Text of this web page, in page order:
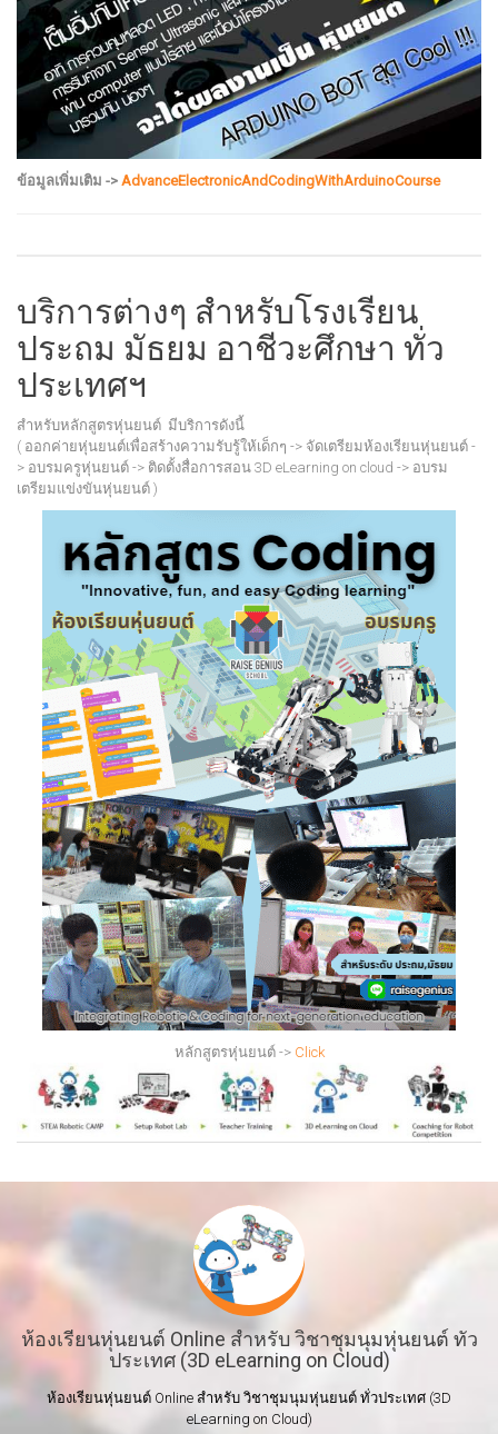
ข้อมูลเพิ่มเติม -> AdvanceElectronicAndCodingWithArduinoCourse
บริการต่างๆ สำหรับโรงเรียน
ประถม มัธยม อาชีวะศึกษา ทั่ว
ประเทศฯ
สำหรับหลักสูตรหุ่นยนต์ มีบริการดังนี้
( ออกค่ายหุ่นยนต์เพื่อสร้างความรับรู้ให้เด็กๆ -> จัดเตรียมห้องเรียนหุ่นยนต์ -
> อบรมครูหุ่นยนต์ -> ติดตั้งสื่อการสอน 3D eLearning on cloud -> อบรม
เตรียมแข่งขันหุ่นยนต์ )
หลักสูตรหุ่นยนต์ -> Click
ห้องเรียนหุ่นยนต์ Online สำหรับ วิชาชุมนุมหุ่นยนต์ ทั่ว
ประเทศ (3D eLearning on Cloud)
ห้องเรียนหุ่นยนต์ Online สำหรับ วิชาชุมนุมหุ่นยนต์ ทั่วประเทศ (3D
eLearning on Cloud)